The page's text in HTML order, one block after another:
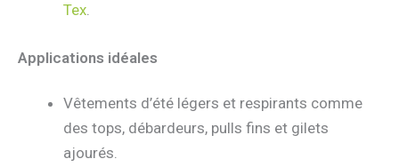
Tex.
Applications idéales
Vêtements d’été légers et respirants comme
des tops, débardeurs, pulls fins et gilets
ajourés.